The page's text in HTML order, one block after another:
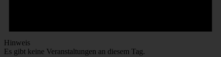
Hinweis
Es gibt keine Veranstaltungen an diesem Tag.